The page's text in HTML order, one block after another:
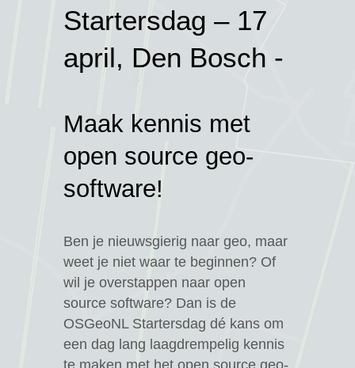
Startersdag – 17
april, Den Bosch -
Maak kennis met
open source geo-
software!
Ben je nieuwsgierig naar geo, maar
weet je niet waar te beginnen? Of
wil je overstappen naar open
source software? Dan is de
OSGeoNL Startersdag dé kans om
een dag lang laagdrempelig kennis